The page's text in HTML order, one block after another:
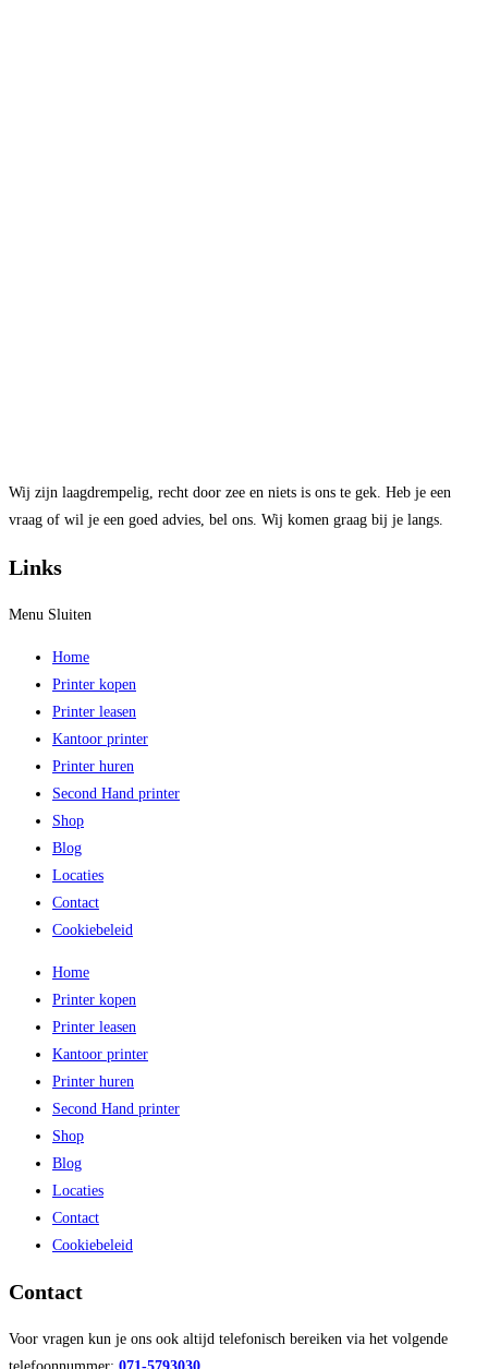
Wij zijn laagdrempelig, recht door zee en niets is ons te gek. Heb je een
vraag of wil je een goed advies, bel ons. Wij komen graag bij je langs.
Links
Menu Sluiten
Home
Printer kopen
Printer leasen
Kantoor printer
Printer huren
Second Hand printer
Shop
Blog
Locaties
Contact
Cookiebeleid
Home
Printer kopen
Printer leasen
Kantoor printer
Printer huren
Second Hand printer
Shop
Blog
Locaties
Contact
Cookiebeleid
Contact
Voor vragen kun je ons ook altijd telefonisch bereiken via het volgende